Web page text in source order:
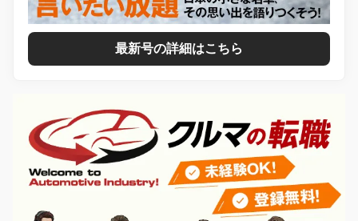
最新号の詳細はこちら